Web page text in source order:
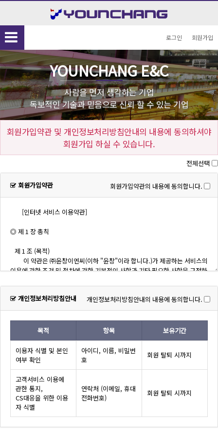
회원가입
로그인
YOUNCHANG E&C
사람을 먼저 생각하는 기업
회원가입약관 및 개인정보처리방침안내의 내용에 동의하셔야
회원가입 하실 수 있습니다.
전체선택
회원가입약관 회원가입약관의 내용에 동의합니다.
개인정보처리방침안내
목적 항목 보유기간
이용자 식별 및 본인
여부 확인
아이디, 이름, 비밀번
호
회원 탈퇴 시까지
고객서비스 이용에
관한 통지,
CS대응을 위한 이용
자 식별
연락처 (이메일, 휴대
전화번호)
회원 탈퇴 시까지
개인정보처리방침안내의 내용에 동의합니다.
지사항공지사항공… 공지사항공지사항공지사항공…